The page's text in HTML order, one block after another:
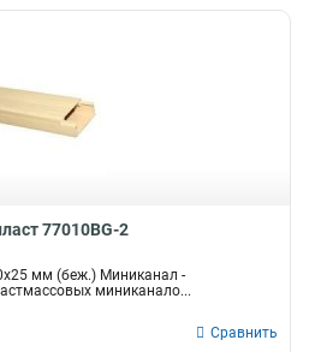
77010BG-2
мм (беж.) Миниканал -
миниканало...
Сравнить